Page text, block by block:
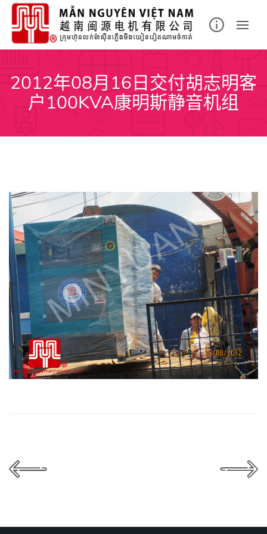
Skip
content
2012年08月16日交付胡志明客
户100KVA康明斯静音机组